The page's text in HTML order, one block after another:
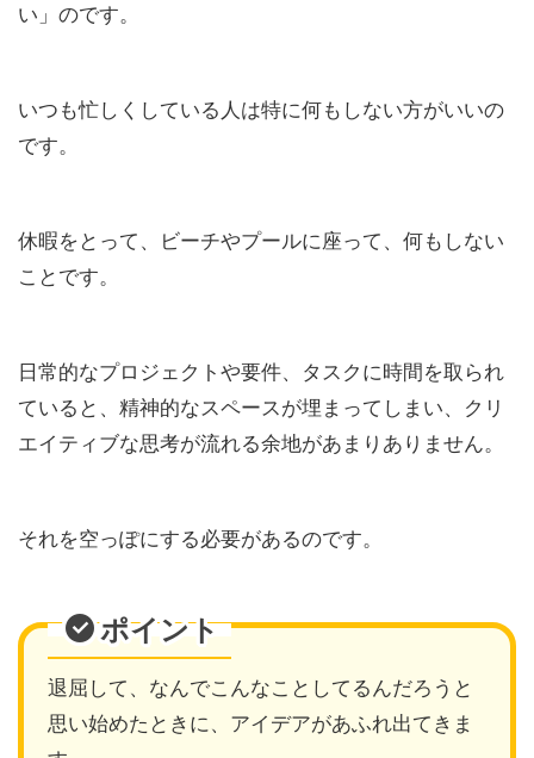
い」のです。
いつも忙しくしている人は特に何もしない方がいいの
です。
休暇をとって、ビーチやプールに座って、何もしない
ことです。
日常的なプロジェクトや要件、タスクに時間を取られ
ていると、精神的なスペースが埋まってしまい、クリ
エイティブな思考が流れる余地があまりありません。
それを空っぽにする必要があるのです。
ポイント
退屈して、なんでこんなことしてるんだろうと
思い始めたときに、アイデアがあふれ出てきま